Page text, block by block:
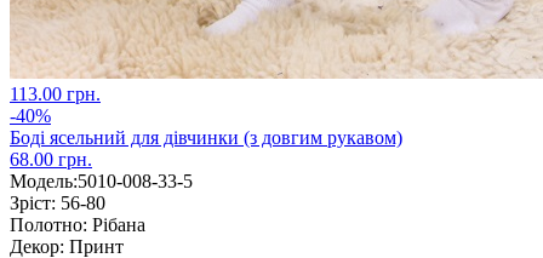
113.00 грн.
-40%
Боді ясельний для дівчинки (з довгим рукавом)
68.00 грн.
Модель:5010-008-33-5
Зріст: 56-80
Полотно: Рібана
Декор: Принт